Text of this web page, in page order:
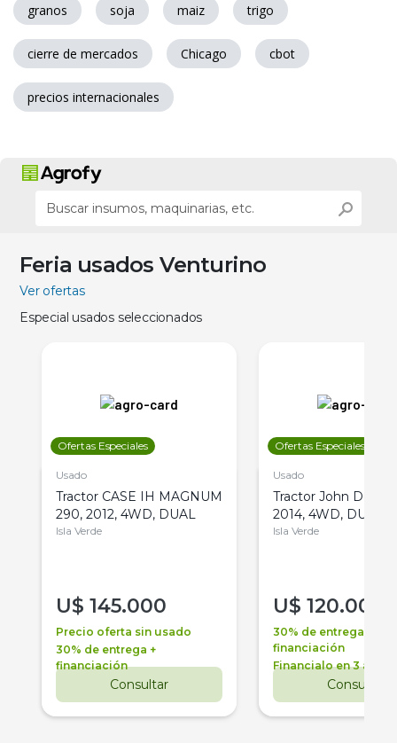
granos soja maiz trigo
cierre de mercados Chicago cbot
precios internacionales
Feria usados Venturino
Ver ofertas
Especial usados seleccionados
Ofertas Especiales
Usado
Tractor CASE IH MAGNUM
290, 2012, 4WD, DUAL
Isla Verde
U$ 145.000
Precio oferta sin usado
30% de entrega +
financiación
Consultar
Ofertas Especiales
Usado
Tractor John Deere
2014, 4WD, DUAL
Isla Verde
U$ 120.000
30% de entrega +
financiación
Financialo en 3 años
Consultar